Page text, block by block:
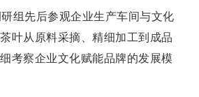
组先后参观企业生产车间与文化
叶从原料采摘、精细加工到成品
考察企业文化赋能品牌的发展模